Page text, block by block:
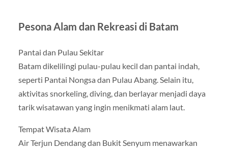
Pesona Alam dan Rekreasi di Batam
Pantai dan Pulau Sekitar
Batam dikelilingi pulau-pulau kecil dan pantai indah,
seperti Pantai Nongsa dan Pulau Abang. Selain itu,
aktivitas snorkeling, diving, dan berlayar menjadi daya
tarik wisatawan yang ingin menikmati alam laut.
Tempat Wisata Alam
Air Terjun Dendang dan Bukit Senyum menawarkan